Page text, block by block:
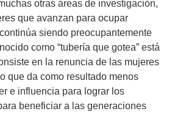
otras áreas de investigación,
que avanzan para ocupar
siendo preocupantemente
como “tubería que gotea” está
en la renuncia de las mujeres
que da como resultado menos
e influencia para lograr los
beneficiar a las generaciones